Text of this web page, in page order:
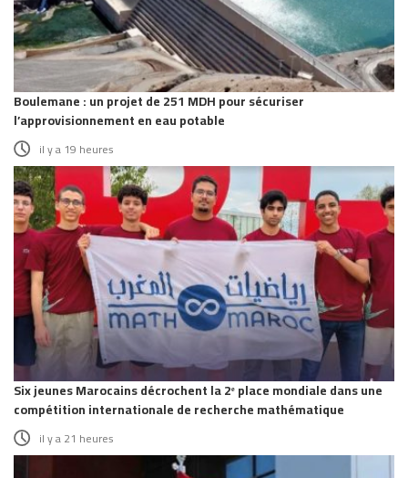
Boulemane : un projet de 251 MDH pour sécuriser
l’approvisionnement en eau potable
il y a 19 heures
Six jeunes Marocains décrochent la 2ᵉ place mondiale dans une
compétition internationale de recherche mathématique
il y a 21 heures